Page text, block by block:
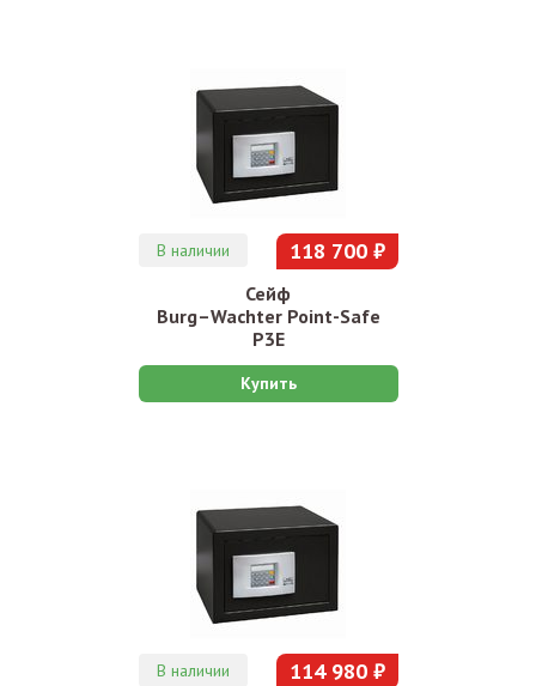
В наличии 118 700 ₽
Сейф
Burg–Wachter Point-Safe
P3E
Купить
В наличии 114 980 ₽